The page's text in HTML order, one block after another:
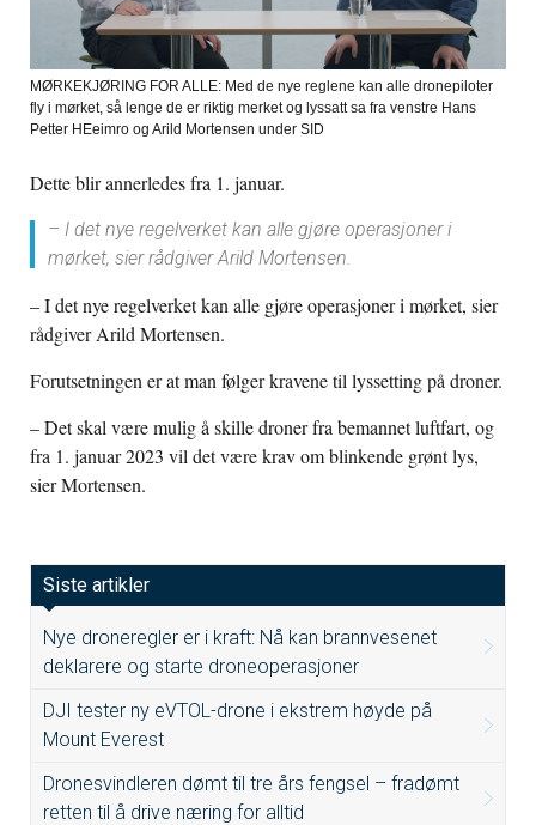
MØRKEKJØRING FOR ALLE: Med de nye reglene kan alle dronepiloter
fly i mørket, så lenge de er riktig merket og lyssatt sa fra venstre Hans
Petter HEeimro og Arild Mortensen under SID
Dette blir annerledes fra 1. januar.
– I det nye regelverket kan alle gjøre operasjoner i
mørket, sier rådgiver Arild Mortensen.
– I det nye regelverket kan alle gjøre operasjoner i mørket, sier
rådgiver Arild Mortensen.
Forutsetningen er at man følger kravene til lyssetting på droner.
– Det skal være mulig å skille droner fra bemannet luftfart, og
fra 1. januar 2023 vil det være krav om blinkende grønt lys,
sier Mortensen.
Siste artikler
Nye droneregler er i kraft: Nå kan brannvesenet
deklarere og starte droneoperasjoner
DJI tester ny eVTOL-drone i ekstrem høyde på
Mount Everest
Dronesvindleren dømt til tre års fengsel – fradømt
retten til å drive næring for alltid